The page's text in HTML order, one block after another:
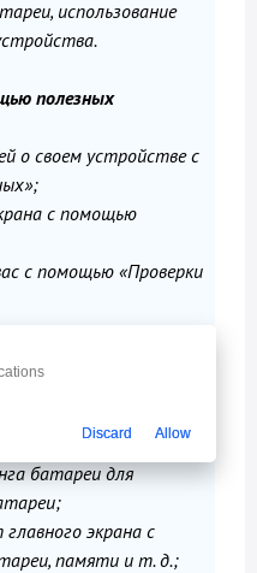
использование
полезных
о своем устройстве с
с помощью
с помощью «Проверки
доступ к еще
таких как:
цветов и тем;
батареи для
экрана с
памяти и т. д.;
Discard Allow